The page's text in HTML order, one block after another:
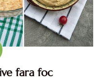
fara foc